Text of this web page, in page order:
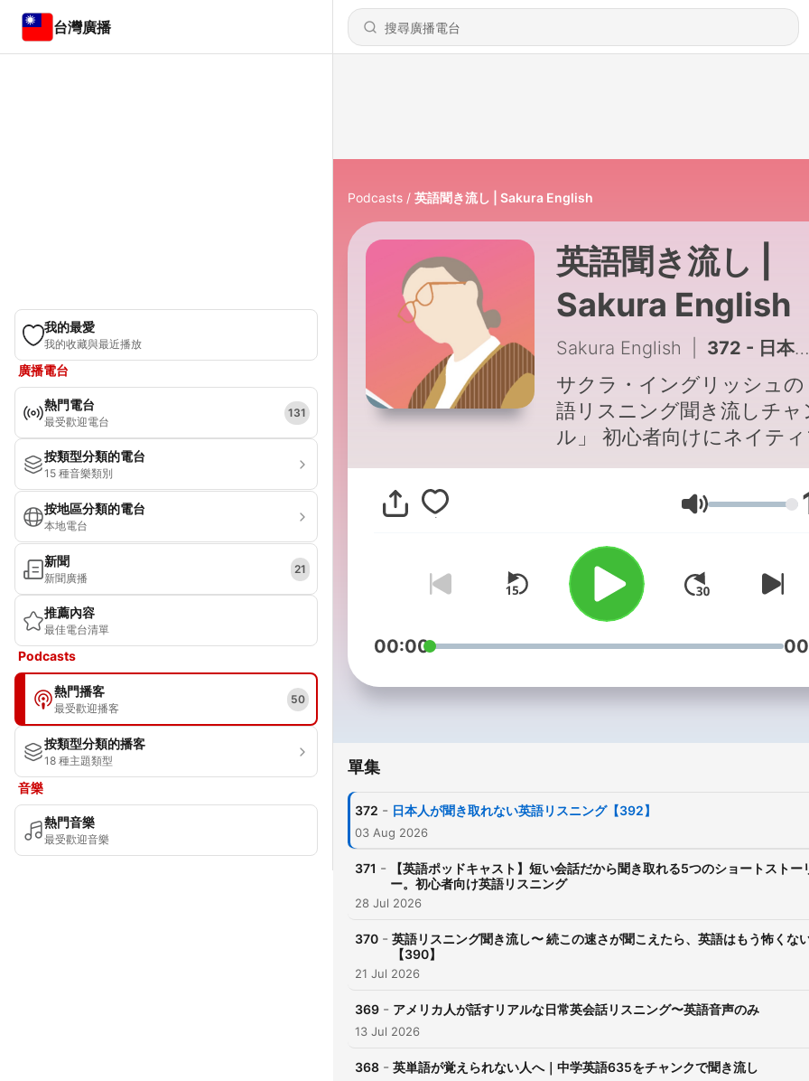
台灣廣播
我的最愛
我的收藏與最近播放
廣播電台
熱門電台
最受歡迎電台
131
按類型分類的電台
15 種音樂類別
按地區分類的電台
本地電台
新聞
新聞廣播
21
推薦內容
最佳電台清單
Podcasts
熱門播客
最受歡迎播客
50
按類型分類的播客
18 種主題類型
音樂
熱門音樂
最受歡迎音樂
Podcasts 英語聞き流し | Sakura English
英語聞き流し |
Sakura English
Sakura English 372 - 日本人が聞き取れない英語リスニング【392】
サクラ・イングリッシュの
語リスニング聞き流しチャ
ル」 初心者向けにネイティブの
英語表現を紹介するチャン
習できます。 通勤・通学・車で
の移動、隙間時間に気軽に
流してください。 公式サイト：
https://eigodemanbu.com/
YouTube：
https://
音量
00:00
單集
372 - 日本人が聞き取れない英語リスニング【392】
03 Aug 2026
371 -
【英語ポッドキャスト】短い会話だから聞き取れる5つのショートストー
ー。初心者向け英語リスニング
28 Jul 2026
370 - 英語リスニング聞き流し〜 続この速さが聞こえたら、英語はもう怖くな
【390】
21 Jul 2026
369 - アメリカ人が話すリアルな日常英会話リスニング〜英語音声のみ
13 Jul 2026
368 - 英単語が覚えられない人へ｜中学英語635をチャンクで聞き流し